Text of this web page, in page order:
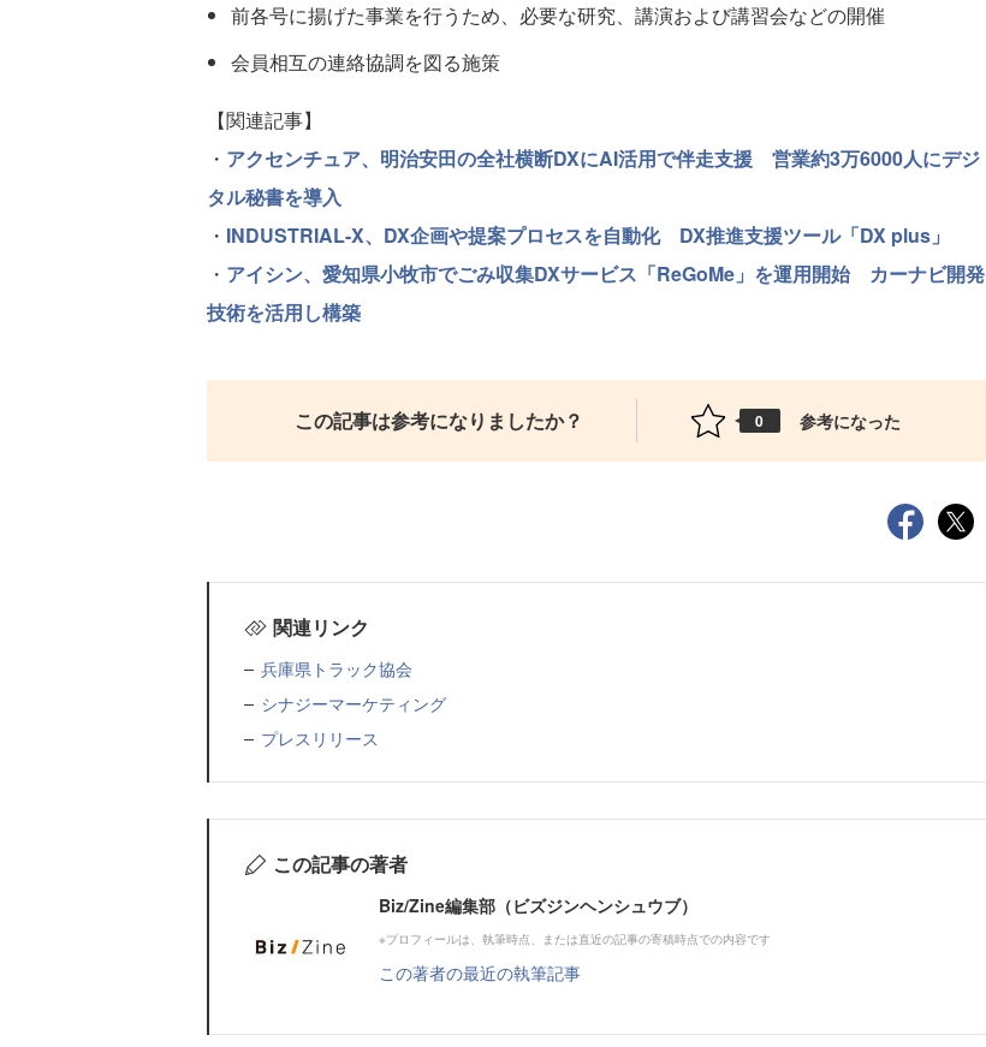
前各号に揚げた事業を行うため、必要な研究、講演および講習会などの開催
会員相互の連絡協調を図る施策
【関連記事】
・ アクセンチュア、明治安田の全社横断DXにAI活用で伴走支援 営業約3万6000人にデジ
タル秘書を導入
・ INDUSTRIAL-X、DX企画や提案プロセスを自動化 DX推進支援ツール「DX plus」
・ アイシン、愛知県小牧市でごみ収集DXサービス「ReGoMe」を運用開始 カーナビ開発
技術を活用し構築
この記事は参考になりましたか？ 0 参考になった
関連リンク
兵庫県トラック協会
シナジーマーケティング
プレスリリース
この記事の著者
Biz/Zine編集部（ビズジンヘンシュウブ）
※プロフィールは、執筆時点、または直近の記事の寄稿時点での内容です
この著者の最近の執筆記事